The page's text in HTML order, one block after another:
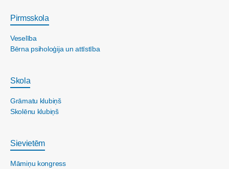
Pirmsskola
Veselība
Bērna psiholoģija un attīstība
Skola
Grāmatu klubiņš
Skolēnu klubiņš
Sievietēm
Māmiņu kongress